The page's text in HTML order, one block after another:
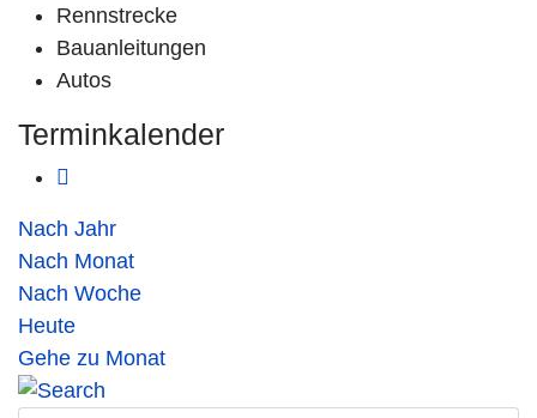
Rennstrecke
Bauanleitungen
Autos
Terminkalender
Nach Jahr
Nach Monat
Nach Woche
Heute
Gehe zu Monat